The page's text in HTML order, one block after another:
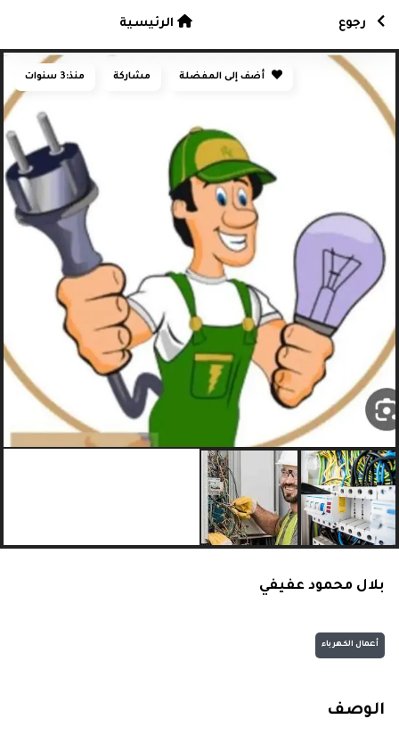
أضف إلى المفضلة مشاركة منذ:3 سنوات
بلال محمود عفيفي
أعمال الكهرباء
الوصف
رجوع الرئيسية